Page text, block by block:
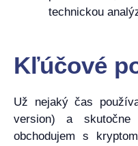
technickou
Kľúčové
Už nejaký čas
version) a
obchodujem s